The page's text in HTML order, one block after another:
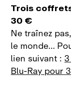
Trois
30 €
Ne traînez
le monde…
lien suivant :
Blu‑Ray